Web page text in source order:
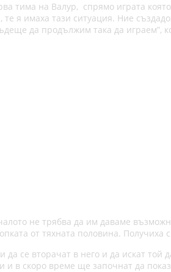
тима на Валур, спрямо играта
я имаха тази ситуация. Ние
да продължим така да играем”,
не трябва да им даваме
от тяхната половина. Получиха
да се вторачат в него и да искат
в скоро време ще започнат да